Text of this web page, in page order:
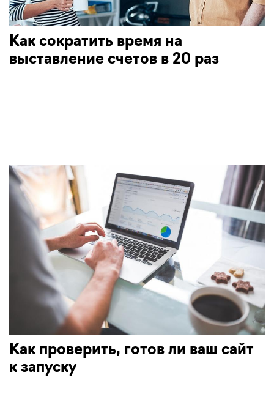
Как сократить время на
выставление счетов в 20 раз
Как проверить, готов ли ваш сайт
к запуску